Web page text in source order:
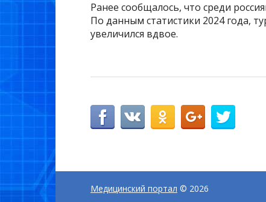
Ранее сообщалось, что среди
По данным статистики 2024 года,
увеличился вдвое.
Медицинский портал © 2026